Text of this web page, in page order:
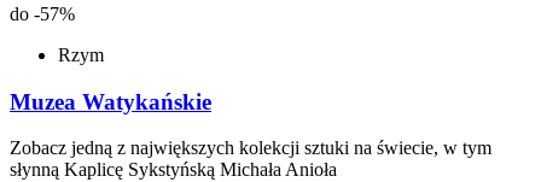
do -57%
Rzym
Muzea Watykańskie
Zobacz jedną z największych kolekcji sztuki na świecie, w tym
słynną Kaplicę Sykstyńską Michała Anioła